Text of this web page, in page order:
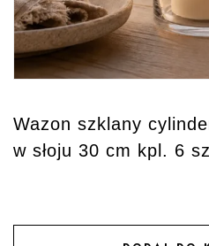
Wazon szklany
w słoju 30 cm kpl. 6